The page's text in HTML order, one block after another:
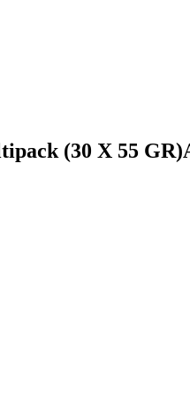
(30 X 55